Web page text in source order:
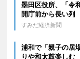
墨田区役所、「令
開庁前から長い列
すみだ経済新聞
浦和で「親子の居
りや和太鼓楽しむ